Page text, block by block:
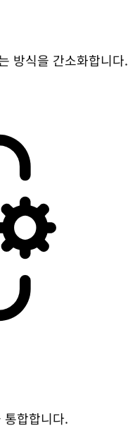
방식을 간소화합니다.
합합니다.